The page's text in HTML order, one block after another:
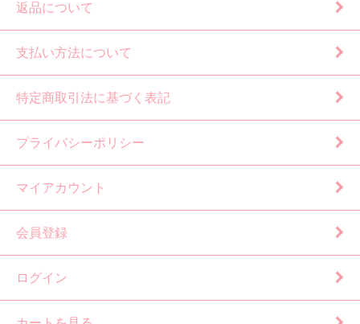
返品について
支払い方法について
特定商取引法に基づく表記
プライバシーポリシー
マイアカウント
会員登録
ログイン